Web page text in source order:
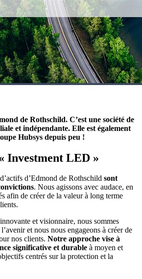
de Rothschild. C’est une société de
et indépendante. Elle est également
Hubsys depuis peu !
Investment LED »
d’Edmond de Rothschild sont
. Nous agissons avec audace, en
afin de créer de la valeur à long terme
et visionnaire, nous sommes
et nous nous engageons à créer de
nos clients. Notre approche vise à
significative et durable à moyen et
centrés sur la protection et la